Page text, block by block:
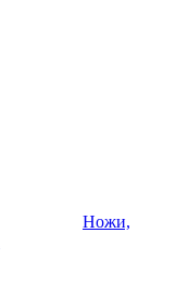
Ножи,